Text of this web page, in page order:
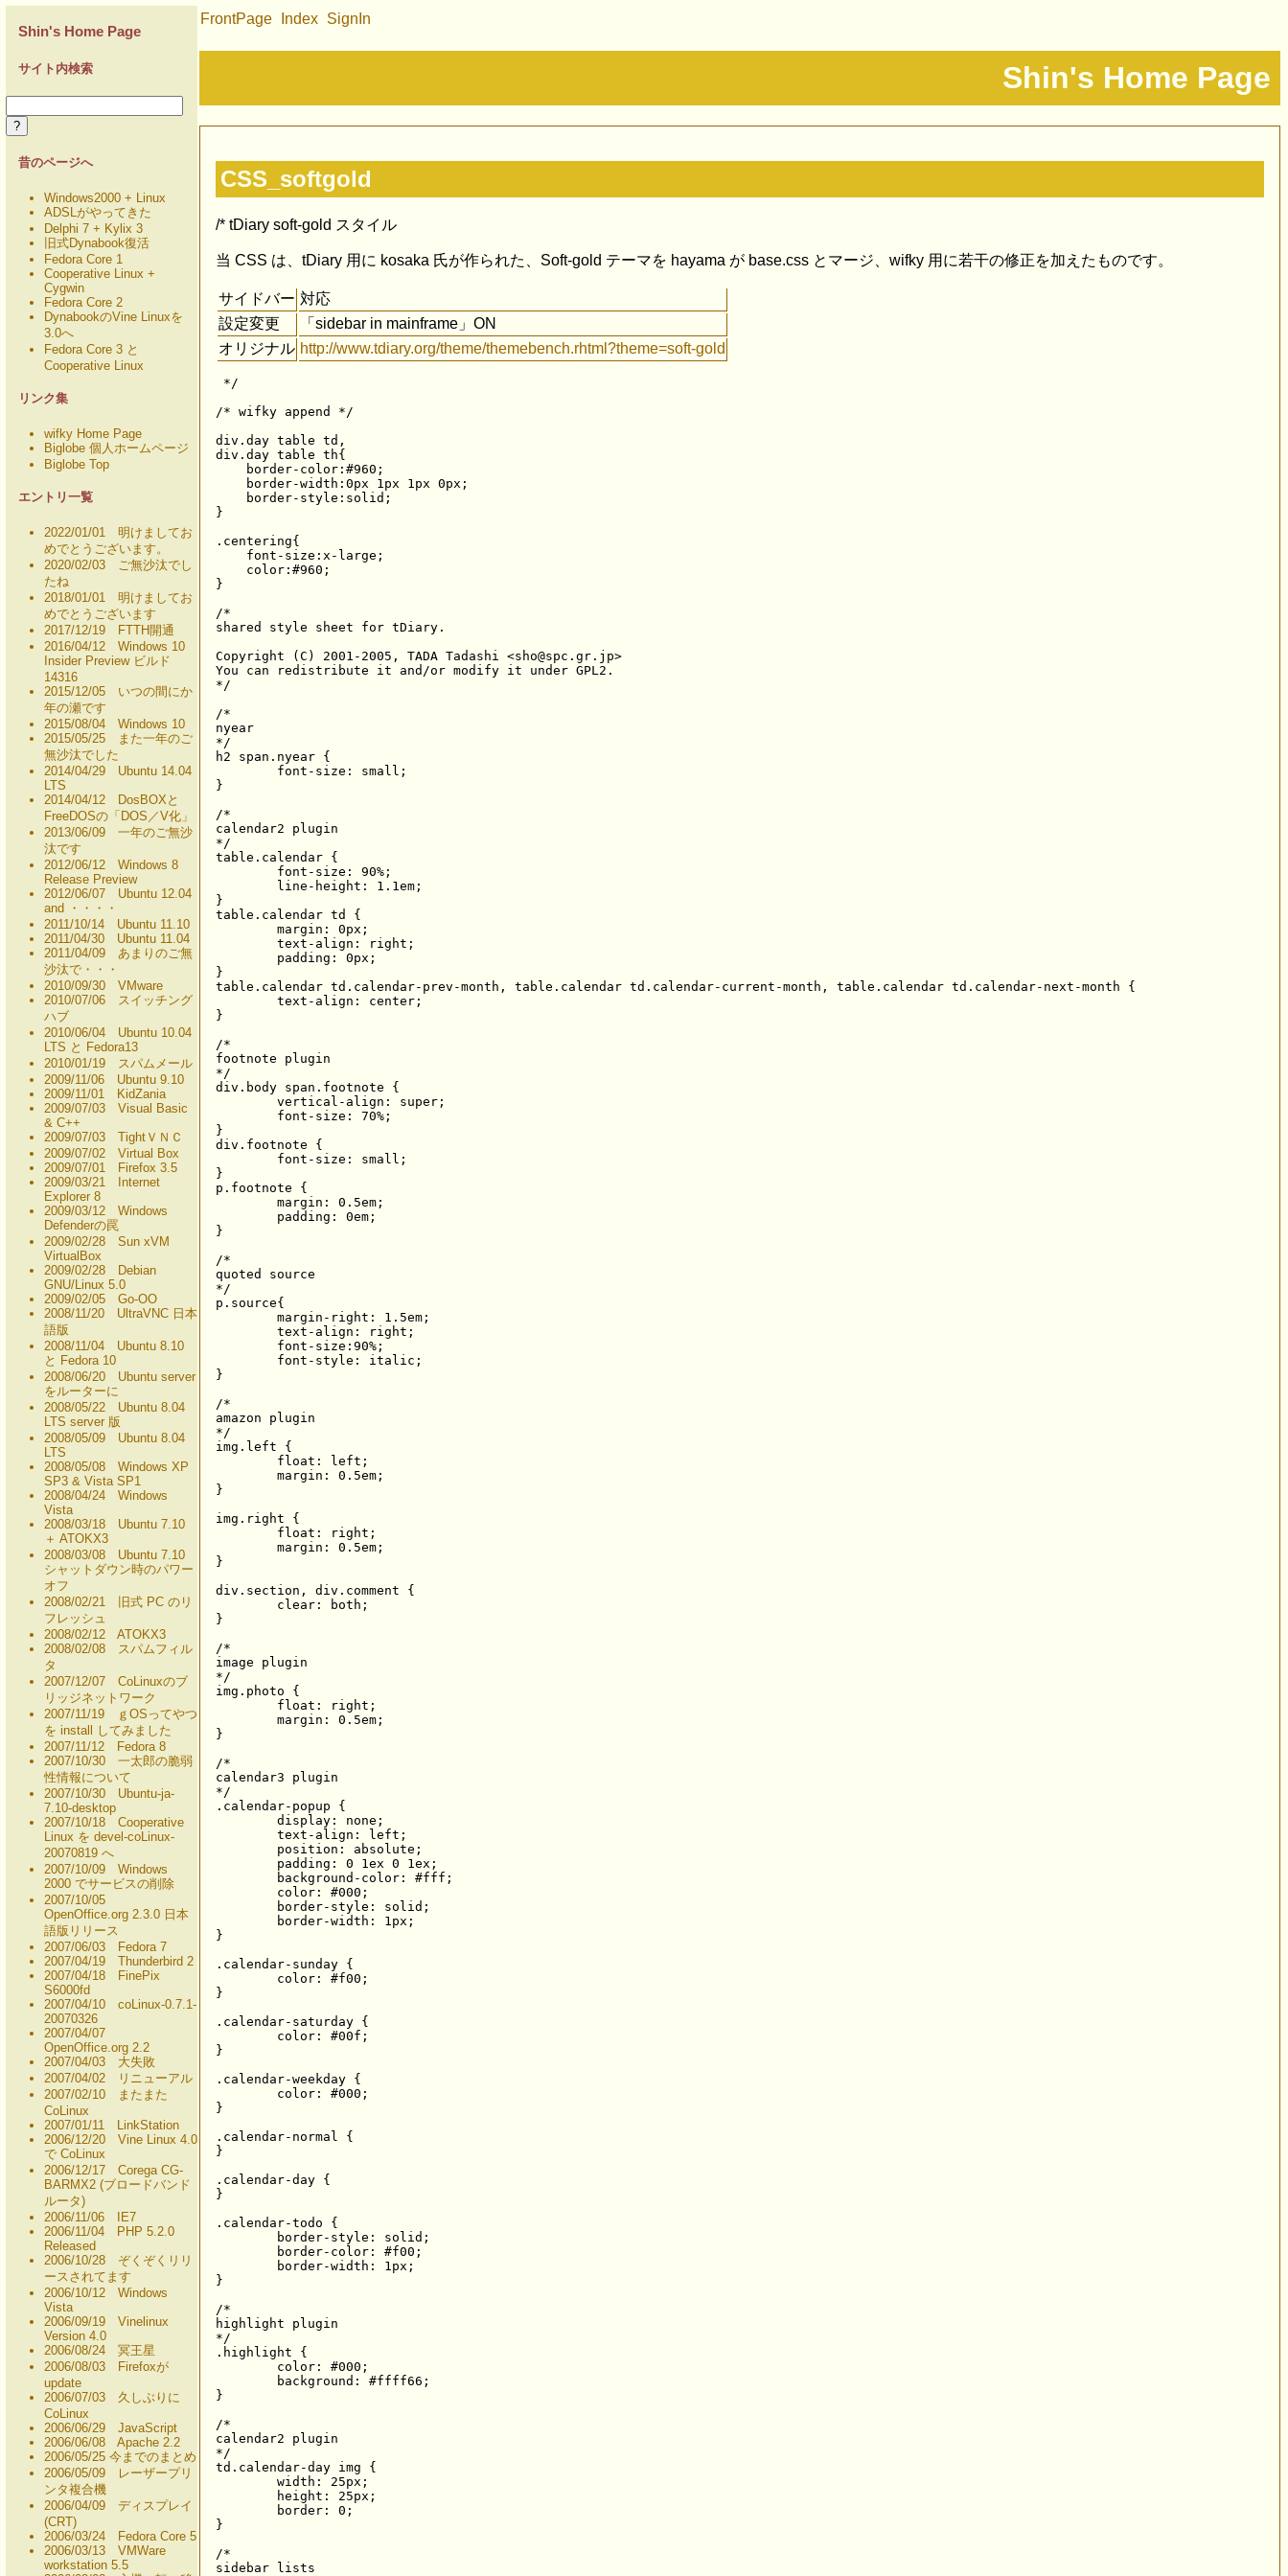
FrontPage
Index SignIn
Shin's Home Page
CSS_softgold
/* tDiary soft-gold スタイル
当 CSS は、tDiary 用に kosaka 氏が作られた、Soft-gold テーマを hayama が base.css とマージ、wifky 用に若干の修正を加えたものです。
サイドバー 対応
設定変更
「sidebar in mainframe」ON
オリジナル http://www.tdiary.org/theme/themebench.rhtml?theme=soft-gold
*/
/* wifky append */
div.day table td,
div.day table th{
    border-color:#960;
    border-width:0px 1px 1px 0px;
    border-style:solid;
}
.centering{
    font-size:x-large;
    color:#960;
}
/*
shared style sheet for tDiary.
Copyright (C) 2001-2005, TADA Tadashi <sho@spc.gr.jp>
You can redistribute it and/or modify it under GPL2.
*/
/*
nyear
*/
h2 span.nyear {
}
/*
calendar2 plugin
*/
table.calendar {
}
table.calendar td {
}
table.calendar td.calendar-prev-month, table.calendar td.calendar-current-month, table.calendar td.calendar-next-month {
}
/*
footnote plugin
*/
div.body span.footnote {
}
div.footnote {
}
p.footnote {
}
/*
quoted source
*/
p.source{
}
/*
amazon plugin
*/
img.left {
}
img.right {
}
div.section, div.comment {
}
/*
image plugin
*/
img.photo {
}
/*
calendar3 plugin
*/
.calendar-popup {
}
.calendar-sunday {
}
.calendar-saturday {
}
.calendar-weekday {
}
.calendar-normal {
}
.calendar-day {
}
.calendar-todo {
}
/*
highlight plugin
*/
.highlight {
}
/*
calendar2 plugin
*/
td.calendar-day img {
}
/*
sidebar lists
Shin's Home Page
サイト内検索
昔のページへ
Windows2000 + Linux
ADSLがやってきた
Delphi 7 + Kylix 3
旧式Dynabook復活
Fedora Core 1
Cooperative Linux +
Cygwin
Fedora Core 2
DynabookのVine Linuxを
3.0へ
Fedora Core 3 と
Cooperative Linux
リンク集
wifky Home Page
Biglobe 個人ホームページ
Biglobe Top
エントリ一覧
2022/01/01 明けましてお
めでとうございます。
2020/02/03 ご無沙汰でし
たね
2018/01/01 明けましてお
めでとうございます
2017/12/19 FTTH開通
2016/04/12 Windows 10
Insider Preview ビルド
14316
2015/12/05 いつの間にか
年の瀬です
2015/08/04 Windows 10
2015/05/25 また一年のご
無沙汰でした
2014/04/29 Ubuntu 14.04
LTS
2014/04/12 DosBOXと
FreeDOSの「DOS／V化」
2013/06/09 一年のご無沙
汰です
2012/06/12 Windows 8
Release Preview
2012/06/07 Ubuntu 12.04
and ・・・・
2011/10/14 Ubuntu 11.10
2011/04/30 Ubuntu 11.04
2011/04/09 あまりのご無
沙汰で・・・
2010/09/30 VMware
2010/07/06 スイッチング
ハブ
2010/06/04 Ubuntu 10.04
LTS と Fedora13
2010/01/19 スパムメール
2009/11/06 Ubuntu 9.10
2009/11/01 KidZania
2009/07/03 Visual Basic
& C++
2009/07/03 TightＶＮＣ
2009/07/02 Virtual Box
2009/07/01 Firefox 3.5
2009/03/21 Internet
Explorer 8
2009/03/12 Windows
Defenderの罠
2009/02/28 Sun xVM
VirtualBox
2009/02/28 Debian
GNU/Linux 5.0
2009/02/05 Go-OO
2008/11/20 UltraVNC 日本
語版
2008/11/04 Ubuntu 8.10
と Fedora 10
2008/06/20 Ubuntu server
をルーターに
2008/05/22 Ubuntu 8.04
LTS server 版
2008/05/09 Ubuntu 8.04
LTS
2008/05/08 Windows XP
SP3 & Vista SP1
2008/04/24 Windows
Vista
2008/03/18 Ubuntu 7.10
＋ ATOKX3
2008/03/08 Ubuntu 7.10
シャットダウン時のパワー
オフ
2008/02/21 旧式 PC のリ
フレッシュ
2008/02/12 ATOKX3
2008/02/08 スパムフィル
タ
2007/12/07 CoLinuxのブ
リッジネットワーク
2007/11/19 ｇOSってやつ
を install してみました
2007/11/12 Fedora 8
2007/10/30 一太郎の脆弱
性情報について
2007/10/30 Ubuntu-ja-
7.10-desktop
2007/10/18 Cooperative
Linux を devel-coLinux-
20070819 へ
2007/10/09 Windows
2000 でサービスの削除
2007/10/05
OpenOffice.org 2.3.0 日本
語版リリース
2007/06/03 Fedora 7
2007/04/19 Thunderbird 2
2007/04/18 FinePix
S6000fd
2007/04/10 coLinux-0.7.1-
20070326
2007/04/07
OpenOffice.org 2.2
2007/04/03 大失敗
2007/04/02 リニューアル
2007/02/10 またまた
CoLinux
2007/01/11 LinkStation
2006/12/20 Vine Linux 4.0
で CoLinux
2006/12/17 Corega CG-
BARMX2 (ブロードバンド
ルータ)
2006/11/06 IE7
2006/11/04 PHP 5.2.0
Released
2006/10/28 ぞくぞくリリ
ースされてます
2006/10/12 Windows
Vista
2006/09/19 Vinelinux
Version 4.0
2006/08/24 冥王星
2006/08/03 Firefoxが
update
2006/07/03 久しぶりに
CoLinux
2006/06/29 JavaScript
2006/06/08 Apache 2.2
2006/05/25 今までのまとめ
2006/05/09 レーザープリ
ンタ複合機
2006/04/09 ディスプレイ
(CRT)
2006/03/24 Fedora Core 5
2006/03/13 VMWare
workstation 5.5